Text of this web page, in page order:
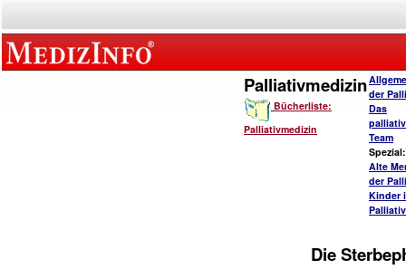
Palliativmedizin
Bücherliste:
Palliativmedizin
der
Das
Team
Spezial:
Alte
der
Kinder
Die